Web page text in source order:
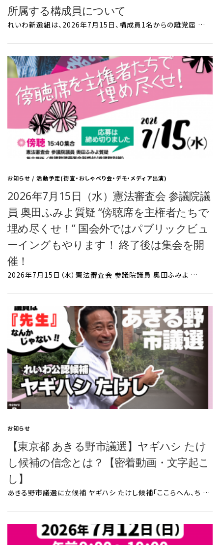
所属する構成員について
れいわ新選組は、2026年7月15日、構成員1名からの離党届 …
お知らせ/活動予定(街宣・おしゃべり会・デモ・メディア出演)
2026年7月15日（水）憲法審査会 参議院議
員 奥田ふみよ質疑 “傍聴席を主権者たちで
埋め尽くせ！” 国会外ではパブリックビュ
ーイングもやります！ 終了後は集会を開
催！
2026年7月15日（水）憲法審査会 参議院議員 奥田ふみよ …
お知らせ
【東京都 あきる野市議選】ヤギハシ たけ
し候補の信念とは？【密着動画・文字起こ
し】
あきる野市議選に立候補 ヤギハシ たけし候補「ここらへん、ち …